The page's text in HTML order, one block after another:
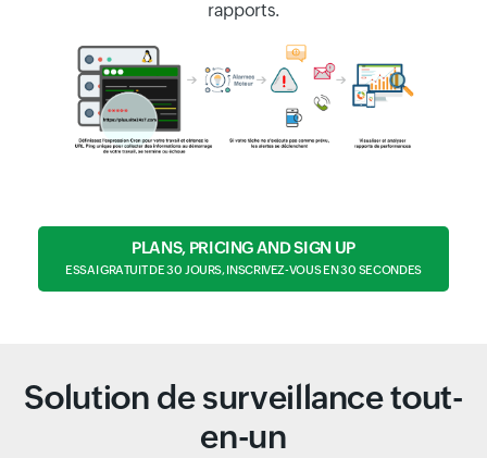
rapports.
PLANS, PRICING AND SIGN UP
ESSAI GRATUIT DE 30 JOURS, INSCRIVEZ-VOUS EN 30 SECONDES
Solution de surveillance tout-
en-un